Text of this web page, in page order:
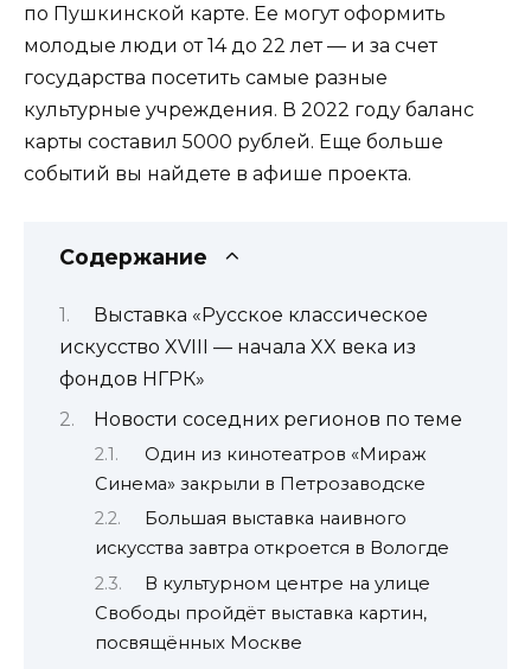
по Пушкинской карте. Ее могут оформить
молодые люди от 14 до 22 лет — и за счет
государства посетить самые разные
культурные учреждения. В 2022 году баланс
карты составил 5000 рублей. Еще больше
событий вы найдете в афише проекта.
Содержание
Выставка «Русское классическое
искусство XVIII — начала XX века из
фондов НГРК»
Новости соседних регионов по теме
Один из кинотеатров «Мираж
Синема» закрыли в Петрозаводске
Большая выставка наивного
искусства завтра откроется в Вологде
В культурном центре на улице
Свободы пройдёт выставка картин,
посвящённых Москве